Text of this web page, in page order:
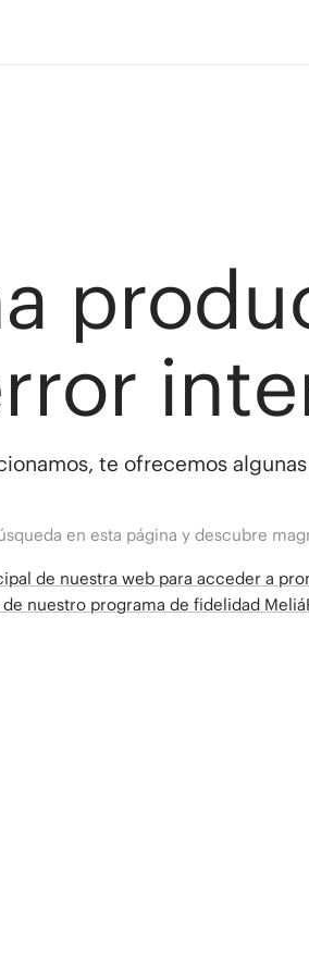
te ofrecemos
en esta página y descubre
de nuestra web para acceder a
nuestro programa de fidelidad